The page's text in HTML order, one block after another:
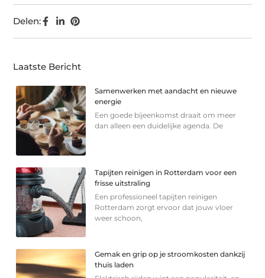
Delen:
Laatste Bericht
Samenwerken met aandacht en nieuwe
energie
Een goede bijeenkomst draait om meer
dan alleen een duidelijke agenda. De
Tapijten reinigen in Rotterdam voor een
frisse uitstraling
Een professioneel tapijten reinigen
Rotterdam zorgt ervoor dat jouw vloer
weer schoon,
Gemak en grip op je stroomkosten dankzij
thuis laden